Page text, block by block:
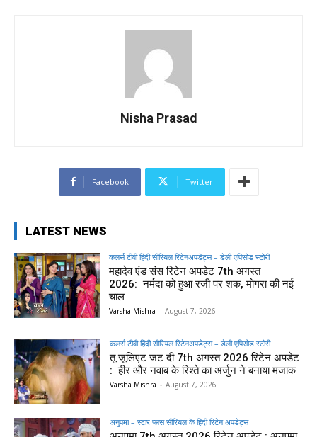
Nisha Prasad
Facebook Twitter
LATEST NEWS
कलर्स टीवी हिंदी सीरियल रिटेनअपडेट्स – डेली एपिसोड स्टोरी
महादेव एंड संस रिटेन अपडेट 7th अगस्त
2026: नर्मदा को हुआ रजी पर शक, मोगरा की नई
चाल
Varsha Mishra - August 7, 2026
कलर्स टीवी हिंदी सीरियल रिटेनअपडेट्स – डेली एपिसोड स्टोरी
तू जूलिएट जट दी 7th अगस्त 2026 रिटेन अपडेट
: हीर और नवाब के रिश्ते का अर्जुन ने बनाया मजाक
Varsha Mishra - August 7, 2026
अनुपमा – स्टार प्लस सीरियल के हिंदी रिटेन अपडेट्स